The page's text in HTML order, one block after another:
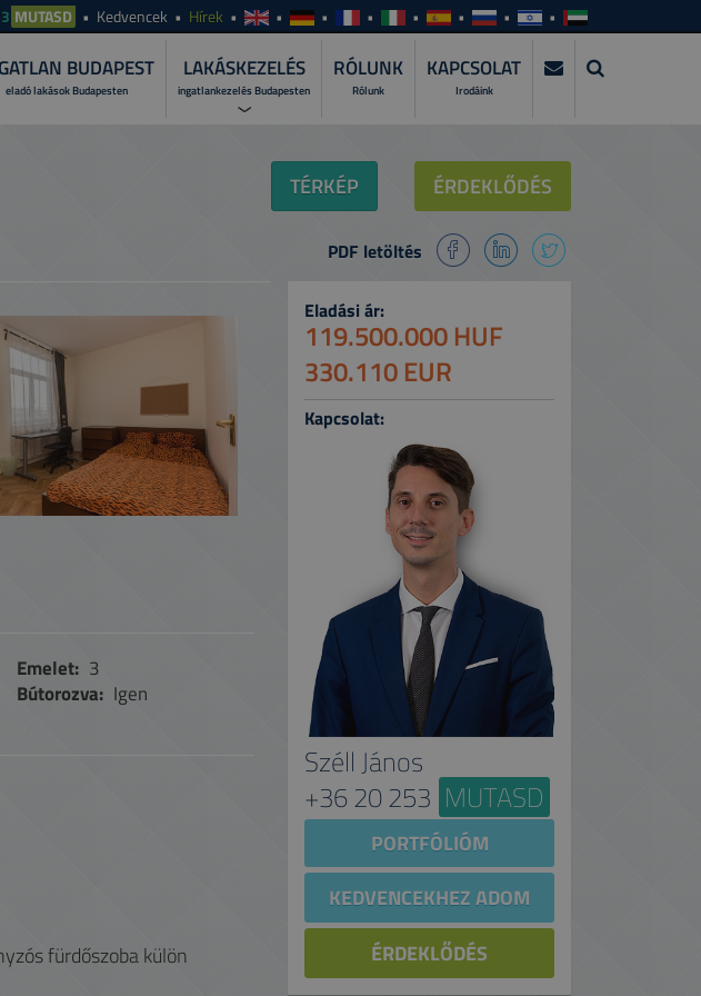
MUTASD Kedvencek Hírek
BUDAPEST
eladó lakások Budapesten
LAKÁSKEZELÉS
ingatlankezelés Budapesten
MI A LAKÁSKEZELÉS?
Fedezze fel, miért bízza szakemberre a lakáskiadás teljes
PRÓBÁLJA KI ALKALMAZÁSUNKAT >
Tekintese át lakása ügyeit bárhol, bármikor, naprakészen!
RÓLUNK
Rólunk
KAPCSOLAT
Irodáink
TÉRKÉP ÉRDEKLŐDÉS
PDF letöltés
Emelet: 3
Bútorozva: Igen
fürdőszoba külön
Eladási ár:
119.500.000 HUF
330.110 EUR
Kapcsolat:
Széll János
+36 20 253 MUTASD
PORTFÓLIÓM
KEDVENCEKHEZ ADOM
ÉRDEKLŐDÉS